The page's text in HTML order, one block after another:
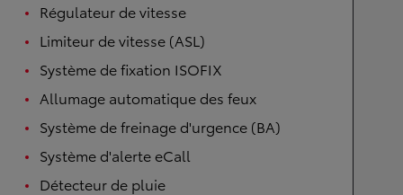
Régulateur de vitesse
Limiteur de vitesse (ASL)
Système de fixation ISOFIX
Allumage automatique des feux
Système de freinage d'urgence (BA)
Système d'alerte eCall
Détecteur de pluie